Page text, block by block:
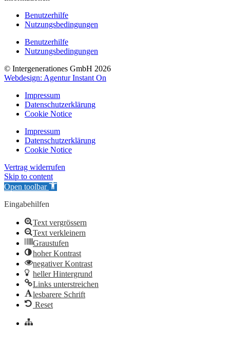
Benutzerhilfe
Nutzungsbedingungen
Benutzerhilfe
Nutzungsbedingungen
© Intergenerationes GmbH 2026
Webdesign: Agentur Instant On
Impressum
Datenschutzerklärung
Cookie Notice
Impressum
Datenschutzerklärung
Cookie Notice
Vertrag widerrufen
Skip to content
Open toolbar
Eingabehilfen
Text vergrössern
Text verkleinern
Graustufen
hoher Kontrast
negativer Kontrast
heller Hintergrund
Links unterstreichen
lesbarere Schrift
Reset